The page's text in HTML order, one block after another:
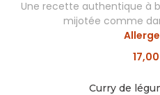
Une recette authentique à
mijotée comme
17,00
Curry de